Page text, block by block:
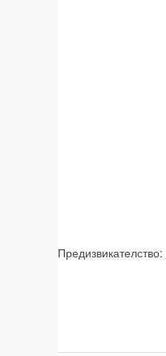
Предизвикателство: